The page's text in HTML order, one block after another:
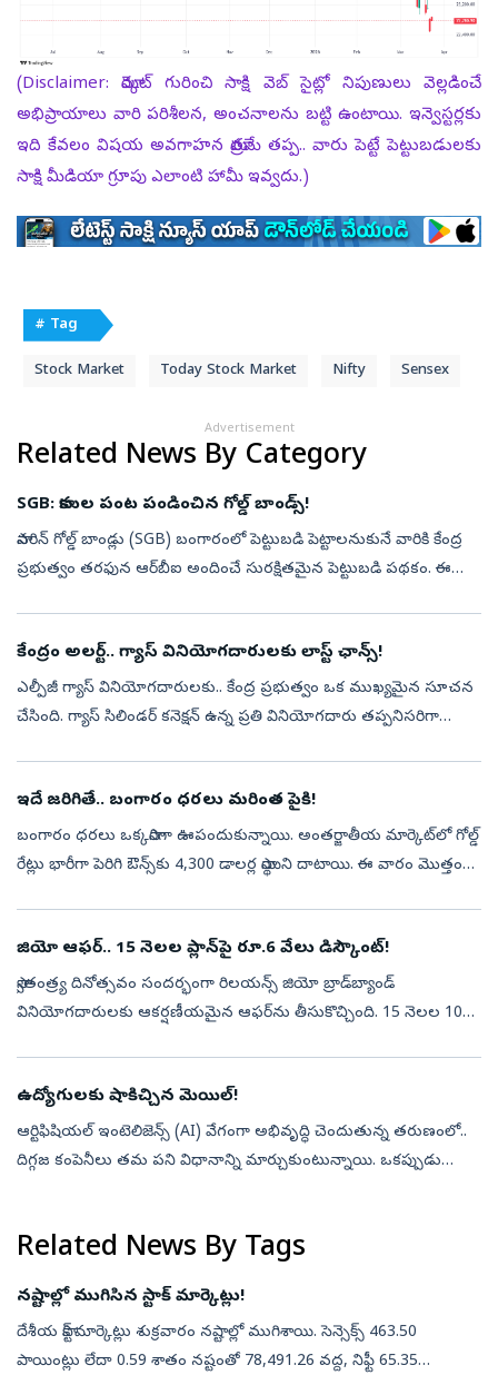
(Disclaimer: మార్కెట్ గురించి సాక్షి వెబ్ సైట్లో నిపుణులు వెల్లడించే
అభిప్రాయాలు వారి పరిశీలన, అంచనాలను బట్టి ఉంటాయి. ఇన్వెస్టర్లకు
ఇది కేవలం విషయ అవగాహన మాత్రమే తప్ప.. వారు పెట్టే పెట్టుబడులకు
సాక్షి మీడియా గ్రూపు ఎలాంటి హామీ ఇవ్వదు.)
# Tag
Stock Market Today Stock Market Nifty Sensex
Advertisement
Related News By Category
SGB: కాసుల పంట పండించిన గోల్డ్ బాండ్స్!
సావరిన్ గోల్డ్ బాండ్లు (SGB) బంగారంలో పెట్టుబడి పెట్టాలనుకునే వారికి కేంద్ర
ప్రభుత్వం తరఫున ఆర్‌బీఐ అందించే సురక్షితమైన పెట్టుబడి పథకం. ఈ
కేంద్రం అలర్ట్.. గ్యాస్ వినియోగదారులకు లాస్ట్ ఛాన్స్!
ఎల్పీజీ గ్యాస్ వినియోగదారులకు.. కేంద్ర ప్రభుత్వం ఒక ముఖ్యమైన సూచన
చేసింది. గ్యాస్ సిలిండర్ కనెక్షన్ ఉన్న ప్రతి వినియోగదారు తప్పనిసరిగా
ఇదే జరిగితే.. బంగారం ధరలు మరింత పైకి!
బంగారం ధరలు ఒక్కసారిగా ఊపందుకున్నాయి. అంతర్జాతీయ మార్కెట్‌లో గోల్డ్
రేట్లు భారీగా పెరిగి ఔన్స్‌కు 4,300 డాలర్ల స్థాయిని దాటాయి. ఈ వారం మొత్తం
జియో ఆఫర్‌.. 15 నెలల ప్లాన్‌పై రూ.6 వేలు డిస్కౌంట్‌!
స్వాతంత్ర్య దినోత్సవం సందర్భంగా రిలయన్స్ జియో బ్రాడ్‌బ్యాండ్
వినియోగదారులకు ఆకర్షణీయమైన ఆఫర్‌ను తీసుకొచ్చింది. 15 నెలల 100
ఉద్యోగులకు షాకిచ్చిన మెయిల్!
ఆర్టిఫిషియల్ ఇంటెలిజెన్స్ (AI) వేగంగా అభివృద్ధి చెందుతున్న తరుణంలో..
దిగ్గజ కంపెనీలు తమ పని విధానాన్ని మార్చుకుంటున్నాయి. ఒకప్పుడు
Related News By Tags
నష్టాల్లో ముగిసిన స్టాక్ మార్కెట్లు!
దేశీయ స్టాక్ మార్కెట్లు శుక్రవారం నష్టాల్లో ముగిశాయి. సెన్సెక్స్ 463.50
పాయింట్లు లేదా 0.59 శాతం నష్టంతో 78,491.26 వద్ద, నిఫ్టీ 65.35